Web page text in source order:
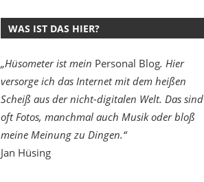
WAS IST DAS HIER?
„Hüsometer ist mein Personal Blog. Hier
versorge ich das Internet mit dem heißen
Scheiß aus der nicht-digitalen Welt. Das sind
oft Fotos, manchmal auch Musik oder bloß
meine Meinung zu Dingen.“
Jan Hüsing